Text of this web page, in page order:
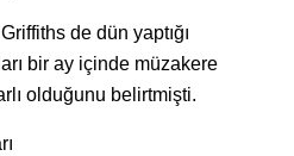
de dün yaptığı
bir ay içinde müzakere
olduğunu belirtmişti.